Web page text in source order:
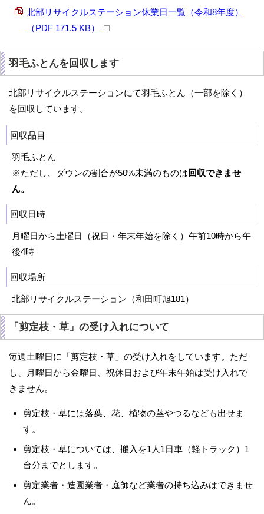
北部リサイクルステーション休業日一覧（令和8年度）
（PDF 171.5 KB）
羽毛ふとんを回収します
北部リサイクルステーションにて羽毛ふとん（一部を除く）
を回収しています。
回収品目
羽毛ふとん
※ただし、ダウンの割合が50%未満のものは 回収できませ
ん。
回収日時
月曜日から土曜日（祝日・年末年始を除く）午前10時から午
後4時
回収場所
北部リサイクルステーション（和田町旭181）
「剪定枝・草」の受け入れについて
毎週土曜日に「剪定枝・草」の受け入れをしています。ただ
し、月曜日から金曜日、祝休日および年末年始は受け入れで
きません。
剪定枝・草には落葉、花、植物の茎やつるなども出せま
す。
剪定枝・草については、搬入を1人1日車（軽トラック）1
台分までとします。
剪定業者・造園業者・庭師など業者の持ち込みはできませ
ん。